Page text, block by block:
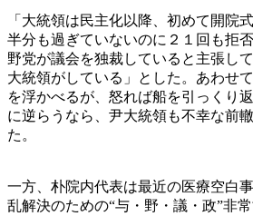
「大統領は民主化以降、初めて開院
半分も過ぎていないのに２１回も拒
野党が議会を独裁していると主張し
大統領がしている」とした。あわせ
を浮かべるが、怒れば船を引っくり
に逆らうなら、尹大統領も不幸な前
た。
一方、朴院内代表は最近の医療空白
乱解決のための“与・野・議・政”非